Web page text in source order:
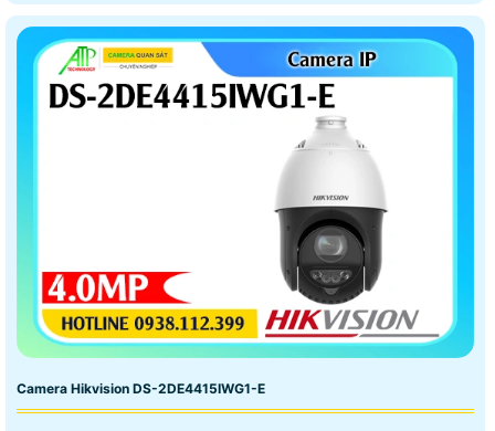
Camera Hikvision DS-2DE4415IWG1-E